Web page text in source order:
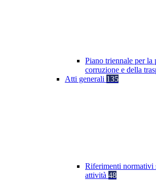
Piano triennale per la
corruzione e della
Atti generali 135
Riferimenti normativi
attività 48